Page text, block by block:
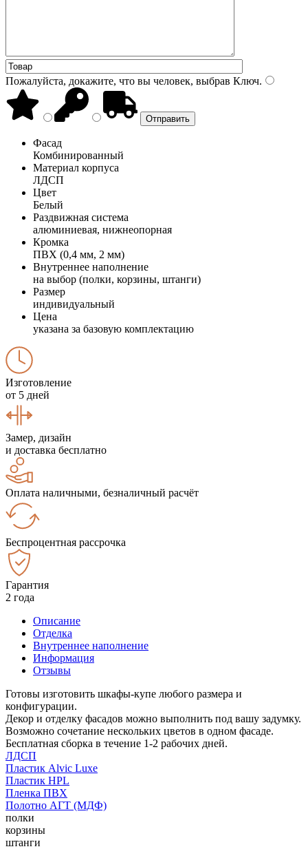
Пожалуйста, докажите, что вы человек, выбрав Ключ.
Фасад
Комбинированный
Материал корпуса
ЛДСП
Цвет
Белый
Раздвижная система
алюминиевая, нижнеопорная
Кромка
ПВХ (0,4 мм, 2 мм)
Внутреннее наполнение
на выбор (полки, корзины, штанги)
Размер
индивидуальный
Цена
указана за базовую комплектацию
Изготовление
от 5 дней
Замер, дизайн
и доставка бесплатно
Оплата наличными, безналичный расчёт
Беспроцентная рассрочка
Гарантия
2 года
Описание
Отделка
Внутреннее наполнение
Информация
Отзывы
Готовы изготовить шкафы-купе любого размера и
конфигурации.
Декор и отделку фасадов можно выполнить под вашу задумку.
Возможно сочетание нескольких цветов в одном фасаде.
Бесплатная сборка в течение 1-2 рабочих дней.
ЛДСП
Пластик Alvic Luxe
Пластик HPL
Пленка ПВХ
Полотно АГТ (МДФ)
полки
корзины
штанги